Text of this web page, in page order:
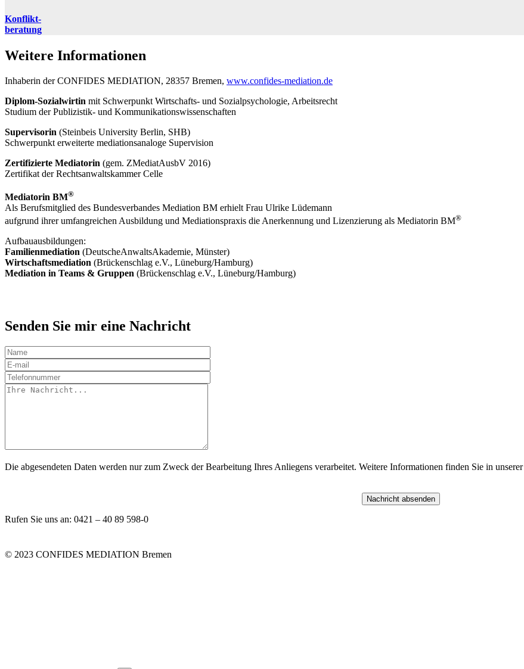
Konflikt-
beratung
Weitere Informationen
Inhaberin der CONFIDES MEDIATION, 28357 Bremen, www.confides-mediation.de
Diplom-Sozialwirtin mit Schwerpunkt Wirtschafts- und Sozialpsychologie, Arbeitsrecht
Studium der Publizistik- und Kommunikationswissenschaften
Supervisorin (Steinbeis University Berlin, SHB)
Schwerpunkt erweiterte mediationsanaloge Supervision
Zertifizierte Mediatorin (gem. ZMediatAusbV 2016)
Zertifikat der Rechtsanwaltskammer Celle
Mediatorin BM®
Als Berufsmitglied des Bundesverbandes Mediation BM erhielt Frau Ulrike Lüdemann
aufgrund ihrer umfangreichen Ausbildung und Mediationspraxis die Anerkennung und Lizenzierung als Mediatorin BM®
Aufbauausbildungen:
Familienmediation (DeutscheAnwaltsAkademie, Münster)
Wirtschaftsmediation (Brückenschlag e.V., Lüneburg/Hamburg)
Mediation in Teams & Gruppen (Brückenschlag e.V., Lüneburg/Hamburg)
Senden Sie mir eine Nachricht
Die abgesendeten Daten werden nur zum Zweck der Bearbeitung Ihres Anliegens verarbeitet. Weitere Informationen finden Sie in unserer
Rufen Sie uns an: 0421 – 40 89 598-0
© 2023 CONFIDES MEDIATION Bremen